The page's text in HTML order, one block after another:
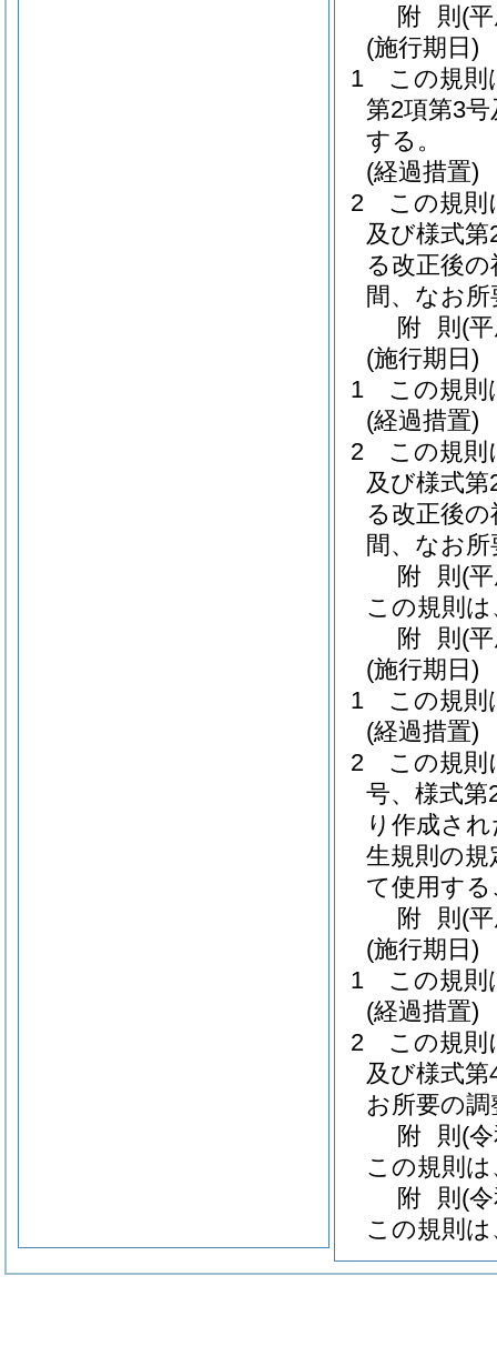
附 則 (
(施行期日)
1
この規則
第2項第3
する。
(経過措置)
2
この規則
及び様式
る改正後
間、なお
附 則 (
(施行期日)
1
この規則
(経過措置)
2
この規則
及び様式
る改正後
間、なお
附 則 (
この規則
附 則 (
(施行期日)
1
この規則
(経過措置)
2
この規則
号、様式
り作成さ
生規則の
て使用す
附 則 (
(施行期日)
1
この規則
(経過措置)
2
この規則
及び様式
お所要の
附 則 (
この規則
附 則 (
この規則